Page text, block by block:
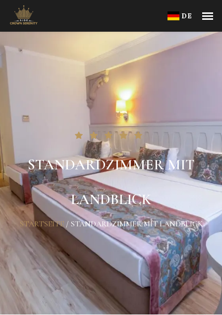
DE
STANDARDZIMMER MIT
LANDBLICK
STARTSEITE / STANDARDZIMMER MIT LANDBLICK